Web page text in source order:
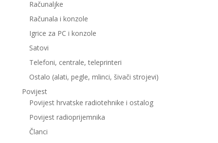
Računaljke
Računala i konzole
Igrice za PC i konzole
Satovi
Telefoni, centrale, teleprinteri
Ostalo (alati, pegle, mlinci, šivači strojevi)
Povijest
Povijest hrvatske radiotehnike i ostalog
Povijest radioprijemnika
Članci